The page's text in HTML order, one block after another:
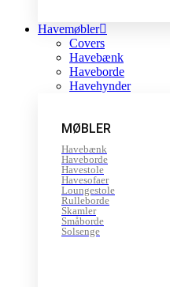
Havemøbler
Covers
Havebænk
Haveborde
Havehynder
MØBLER
Havebænk
Haveborde
Havestole
Havesofaer
Loungestole
Rulleborde
Skamler
Småborde
Solsenge